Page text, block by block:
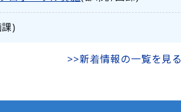
)
>>新着情報の一覧を見る